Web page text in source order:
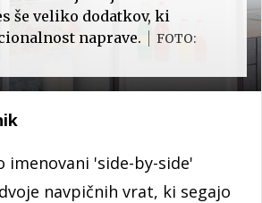
še veliko dodatkov, ki
naprave.
FOTO:
imenovani 'side-by-side'
navpičnih vrat, ki segajo